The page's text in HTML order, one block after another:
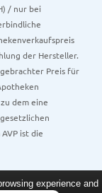
/ nur bei
der Hersteller.
Preis für
dem eine
ist die
experience and